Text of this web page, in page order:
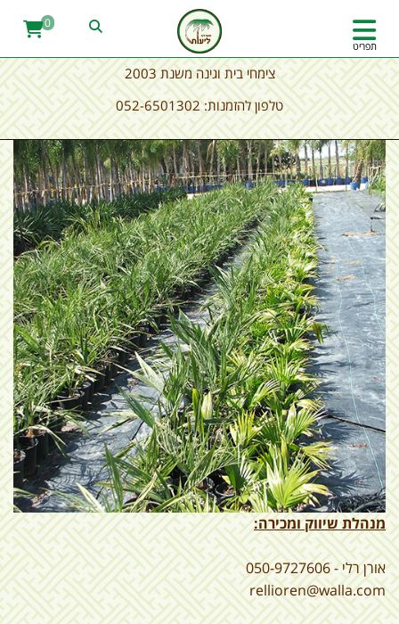
צימחי בית וגינה משנת 2003
טלפון להזמנות: 052-6501302
תפריט
0
מנהלת שיווק ומכירה:
אורן רלי - 050-9727606
rellioren@walla.com